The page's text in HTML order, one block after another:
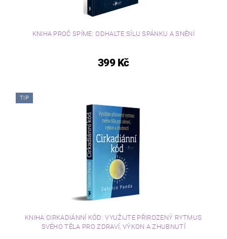
KNIHA PROČ SPÍME: ODHALTE SÍLU SPÁNKU A SNĚNÍ
399 Kč
TIP
KNIHA CIRKADIÁNNÍ KÓD: VYUŽIJTE PŘIROZENÝ RYTMUS
SVÉHO TĚLA PRO ZDRAVÍ, VÝKON A ZHUBNUTÍ